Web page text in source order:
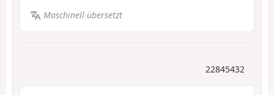
Maschinell übersetzt
22845432